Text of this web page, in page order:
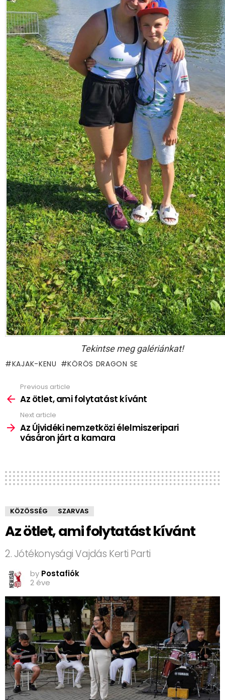
Tekintse meg galériánkat!
KAJAK-KENU KÖRÖS DRAGON SE
more
Previous article
Az ötlet, ami folytatást kívánt
Next article
Az Újvidéki nemzetközi élelmiszeripari
vásáron járt a kamara
KÖZÖSSÉG SZARVAS
Az ötlet, ami folytatást kívánt
2. Jótékonysági Vajdás Kerti Parti
by Postafiók
2 éve